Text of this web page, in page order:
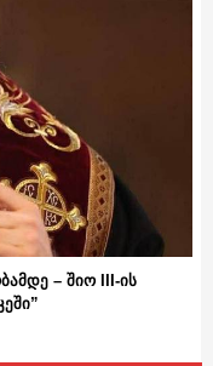
– შიო III-ის